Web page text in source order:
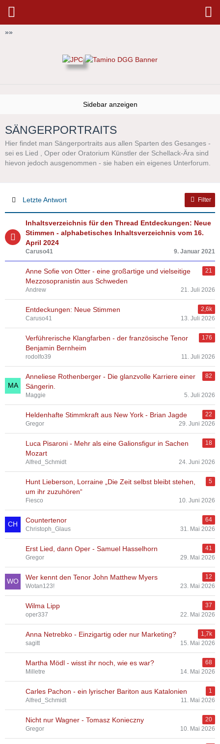
»»
SÄNGERPORTRAITS
Hier findet man Sängerportraits aus allen Sparten des Gesanges -
sei es Lied , Oper oder Oratorium Künstler der Schellack-Ära sind
hievon jedoch ausgenommen - sie haben ein eigenes Unterforum.
Letzte Antwort Filter
Inhaltsverzeichnis für den Thread Entdeckungen: Neue
Stimmen - alphabetisches Inhaltsverzeichnis vom 16.
April 2024
Caruso41 9. Januar 2021
Anne Sofie von Otter - eine großartige und vielseitige
Mezzosopranistin aus Schweden
21
Andrew 21. Juli 2026
Entdeckungen: Neue Stimmen
2,6k
Caruso41
13. Juli 2026
Verführerische Klangfarben - der französische Tenor
Benjamin Bernheim
176
rodolfo39 11. Juli 2026
Anneliese Rothenberger - Die glanzvolle Karriere einer
Sängerin.
82
Maggie 5. Juli 2026
Heldenhafte Stimmkraft aus New York - Brian Jagde
22
Gregor
29. Juni 2026
Luca Pisaroni - Mehr als eine Galionsfigur in Sachen
Mozart
18
Alfred_Schmidt 24. Juni 2026
Hunt Lieberson, Lorraine „Die Zeit selbst bleibt stehen,
um ihr zuzuhören“
5
Fiesco 10. Juni 2026
Countertenor
64
Christoph_Glaus
31. Mai 2026
Erst Lied, dann Oper - Samuel Hasselhorn
41
Gregor
29. Mai 2026
Wer kennt den Tenor John Matthew Myers
12
Wotan123!
23. Mai 2026
Wilma Lipp
37
oper337
22. Mai 2026
Anna Netrebko - Einzigartig oder nur Marketing?
1,7k
sagitt
15. Mai 2026
Martha Mödl - wisst ihr noch, wie es war?
68
Milletre
14. Mai 2026
Carles Pachon - ein lyrischer Bariton aus Katalonien
1
Alfred_Schmidt
11. Mai 2026
Nicht nur Wagner - Tomasz Konieczny
20
Gregor
10. Mai 2026